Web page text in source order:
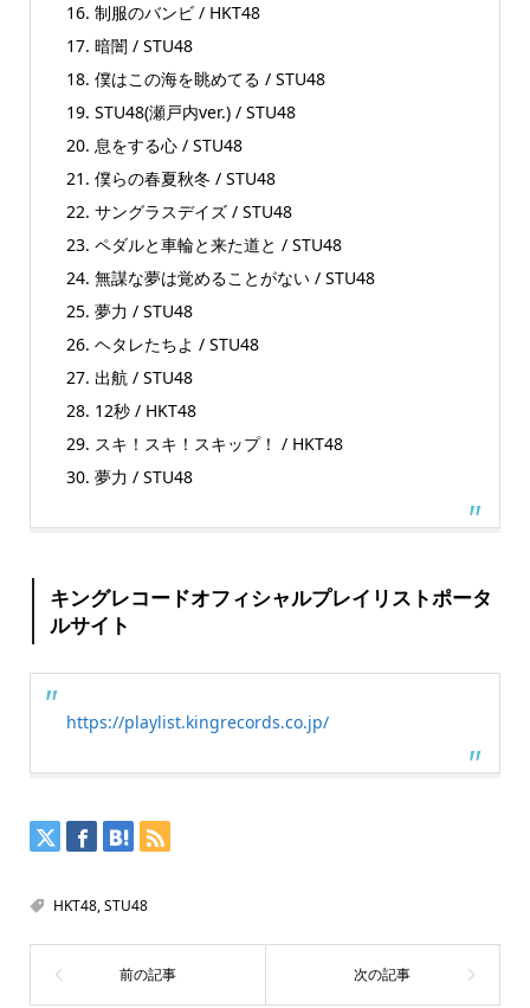
16. 制服のバンビ / HKT48
17. 暗闇 / STU48
18. 僕はこの海を眺めてる / STU48
19. STU48(瀬戸内ver.) / STU48
20. 息をする心 / STU48
21. 僕らの春夏秋冬 / STU48
22. サングラスデイズ / STU48
23. ペダルと車輪と来た道と / STU48
24. 無謀な夢は覚めることがない / STU48
25. 夢力 / STU48
26. ヘタレたちよ / STU48
27. 出航 / STU48
28. 12秒 / HKT48
29. スキ！スキ！スキップ！ / HKT48
30. 夢力 / STU48
キングレコードオフィシャルプレイリストポータ
ルサイト
https://playlist.kingrecords.co.jp/
HKT48,STU48